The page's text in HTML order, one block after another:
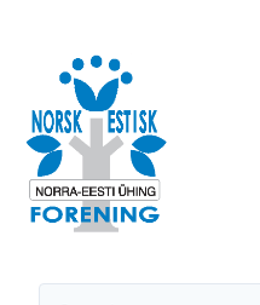
content
Norsk-